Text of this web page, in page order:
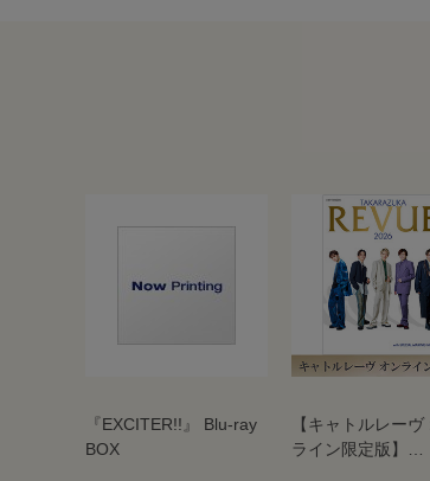
『EXCITER!!』 Blu-ray
BOX
【キャトルレーヴ
ライン限定版】